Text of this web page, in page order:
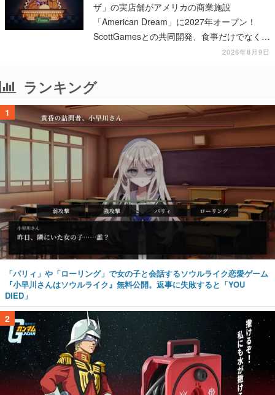
ザ」の実店舗がアメリカの商業施設
「American Dream」に2027年オープン！
ScottGamesとの共同開発、食事だけでなくス
テージショーや没入型のホラー体験も楽しめ
2026年8月9日
ランキング
1
「パリィ」や「ローリング」で女の子と会話するソウルライク恋愛ゲーム
『小早川さんはソウルライク』無料公開。返事に失敗すると「YOU
DIED」
2